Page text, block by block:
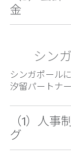
金
シン
シンガポール
汐留パートナ
（1）人
グ